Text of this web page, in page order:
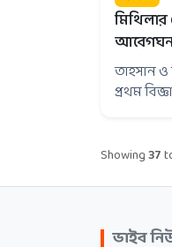
তাহসান
প্রথম
Showing37
ভাইব